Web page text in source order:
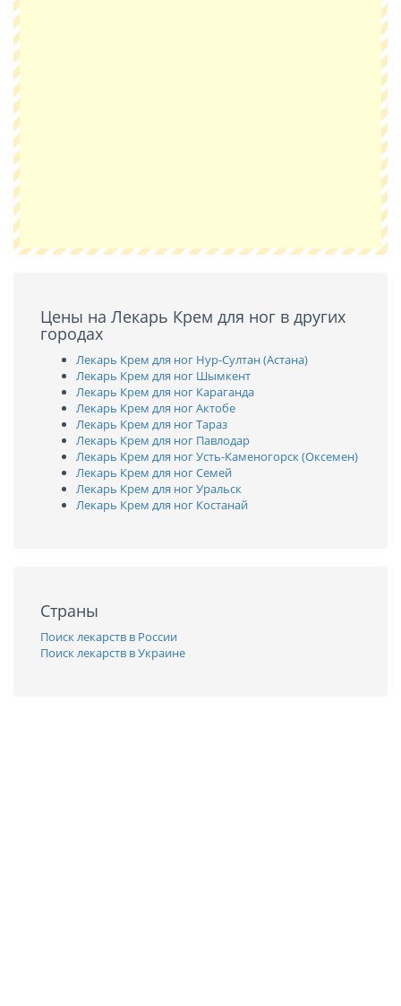
Цены на Лекарь Крем для ног в других
городах
Лекарь Крем для ног Нур-Султан (Астана)
Лекарь Крем для ног Шымкент
Лекарь Крем для ног Караганда
Лекарь Крем для ног Актобе
Лекарь Крем для ног Тараз
Лекарь Крем для ног Павлодар
Лекарь Крем для ног Усть-Каменогорск (Оксемен)
Лекарь Крем для ног Семей
Лекарь Крем для ног Уральск
Лекарь Крем для ног Костанай
Страны
Поиск лекарств в России
Поиск лекарств в Украине